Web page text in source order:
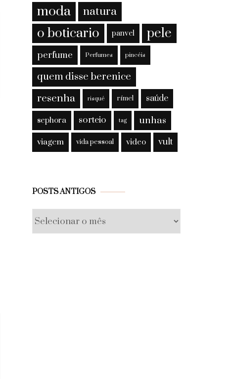
moda natura
o boticario panvel pele
perfume Perfumes pincéis
quem disse berenice
resenha risqué rímel saúde
sephora sorteio tag unhas
viagem vida pessoal video vult
POSTS ANTIGOS
Posts